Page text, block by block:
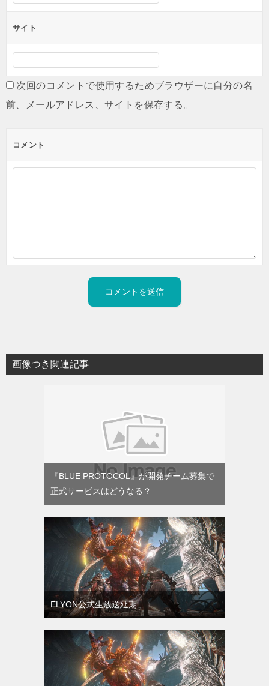
サイト
次回のコメントで使用するためブラウザーに自分の名
前、メールアドレス、サイトを保存する。
コメント
画像つき関連記事
『BLUE PROTOCOL』が開発チーム募集で
正式サービスはどうなる？
ELYON公式生放送延期